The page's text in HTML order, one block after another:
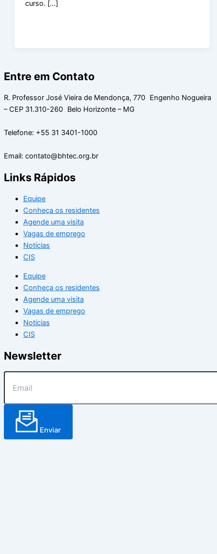
curso. […]
Entre em Contato
R. Professor José Vieira de Mendonça, 770 Engenho Nogueira
– CEP 31.310-260 Belo Horizonte – MG
Telefone: +55 31 3401-1000
Email: contato@bhtec.org.br
Links Rápidos
Equipe
Conheça os residentes
Agende uma visita
Vagas de emprego
Notícias
CIS
Equipe
Conheça os residentes
Agende uma visita
Vagas de emprego
Notícias
CIS
Newsletter
Enviar